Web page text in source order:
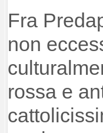
Fra
non
rossa e